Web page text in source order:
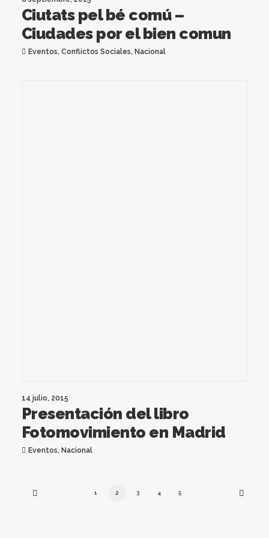
Ciutats pel bé comú –
Ciudades por el bien comun
Eventos, Conflictos Sociales, Nacional
14 julio, 2015
Presentación del libro
Fotomovimiento en Madrid
Eventos, Nacional
1 2 3 4 5